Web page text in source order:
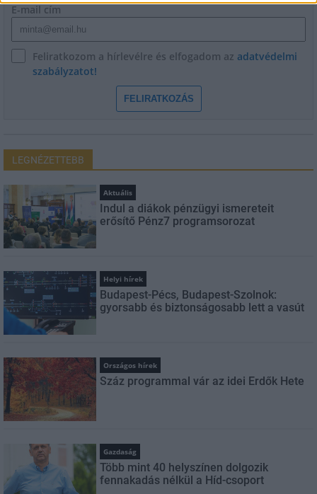
E-mail cím
Feliratkozom a hírlevélre és elfogadom az adatvédelmi
szabályzatot!
FELIRATKOZÁS
LEGNÉZETTEBB
Aktuális
Indul a diákok pénzügyi ismereteit
erősítő Pénz7 programsorozat
Helyi hírek
Budapest-Pécs, Budapest-Szolnok:
gyorsabb és biztonságosabb lett a vasút
Országos hírek
Száz programmal vár az idei Erdők Hete
Gazdaság
Több mint 40 helyszínen dolgozik
fennakadás nélkül a Híd-csoport